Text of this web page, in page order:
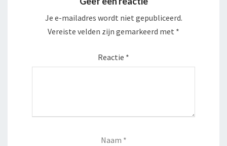
Je e-mailadres wordt niet gepubliceerd.
Vereiste velden zijn gemarkeerd met *
Reactie *
Naam *